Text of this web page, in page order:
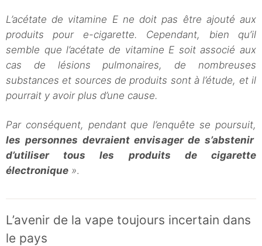
L’acétate de vitamine E ne doit pas être ajouté aux
produits pour e-cigarette. Cependant, bien qu’il
semble que l’acétate de vitamine E soit associé aux
cas de lésions pulmonaires, de nombreuses
substances et sources de produits sont à l’étude, et il
pourrait y avoir plus d’une cause.
Par conséquent, pendant que l’enquête se poursuit,
les personnes devraient envisager de s’abstenir
d’utiliser tous les produits de cigarette
électronique ».
L’avenir de la vape toujours incertain dans
le pays